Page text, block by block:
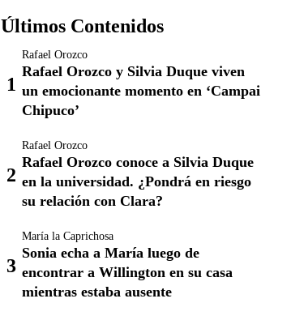
Últimos Contenidos
Rafael Orozco
Rafael Orozco y Silvia Duque viven
un emocionante momento en ‘Campai
Chipuco’
Rafael Orozco
Rafael Orozco conoce a Silvia Duque
en la universidad. ¿Pondrá en riesgo
su relación con Clara?
María la Caprichosa
Sonia echa a María luego de
encontrar a Willington en su casa
mientras estaba ausente